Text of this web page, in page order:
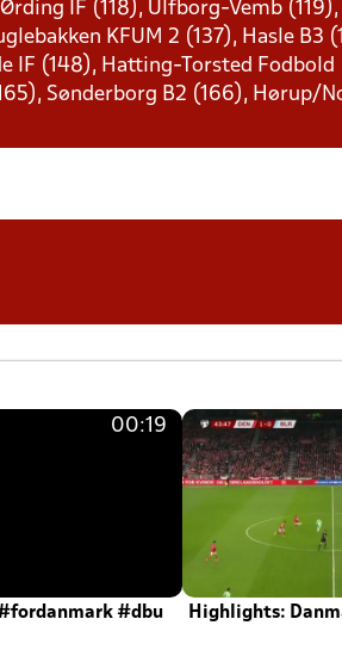
IF (118), Ulfborg-Vemb
KFUM 2 (137), Hasle B3
IF (148), Hatting-Torsted Fodbold
Sønderborg B2 (166), Hørup/
00:19
#dbu
Highlights: